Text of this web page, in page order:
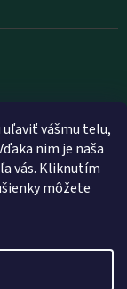
vášmu telu,
nim je naša
vás. Kliknutím
môžete